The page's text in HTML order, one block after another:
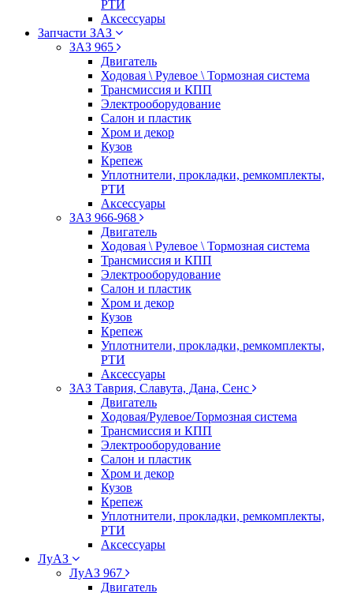
РТИ
Аксессуары
Запчасти ЗАЗ
ЗАЗ 965
Двигатель
Ходовая \ Рулевое \ Тормозная система
Трансмиссия и КПП
Электрооборудование
Салон и пластик
Хром и декор
Кузов
Крепеж
Уплотнители, прокладки, ремкомплекты,
РТИ
Аксессуары
ЗАЗ 966-968
Двигатель
Ходовая \ Рулевое \ Тормозная система
Трансмиссия и КПП
Электрооборудование
Салон и пластик
Хром и декор
Кузов
Крепеж
Уплотнители, прокладки, ремкомплекты,
РТИ
Аксессуары
ЗАЗ Таврия, Славута, Дана, Сенс
Двигатель
Ходовая/Рулевое/Тормозная система
Трансмиссия и КПП
Электрооборудование
Салон и пластик
Хром и декор
Кузов
Крепеж
Уплотнители, прокладки, ремкомплекты,
РТИ
Аксессуары
ЛуАЗ
ЛуАЗ 967
Двигатель